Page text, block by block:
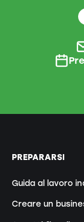
PREPARARSI
Guida al lavoro
Creare un